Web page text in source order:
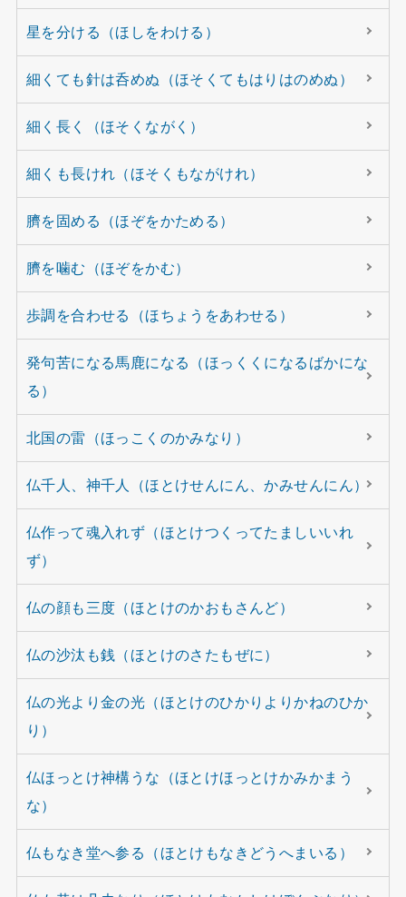
星を分ける（ほしをわける）
細くても針は呑めぬ（ほそくてもはりはのめぬ）
細く長く（ほそくながく）
細くも長けれ（ほそくもながけれ）
臍を固める（ほぞをかためる）
臍を噛む（ほぞをかむ）
歩調を合わせる（ほちょうをあわせる）
発句苦になる馬鹿になる（ほっくくになるばかにな
る）
北国の雷（ほっこくのかみなり）
仏千人、神千人（ほとけせんにん、かみせんにん）
仏作って魂入れず（ほとけつくってたましいいれ
ず）
仏の顔も三度（ほとけのかおもさんど）
仏の沙汰も銭（ほとけのさたもぜに）
仏の光より金の光（ほとけのひかりよりかねのひか
り）
仏ほっとけ神構うな（ほとけほっとけかみかまう
な）
仏もなき堂へ参る（ほとけもなきどうへまいる）